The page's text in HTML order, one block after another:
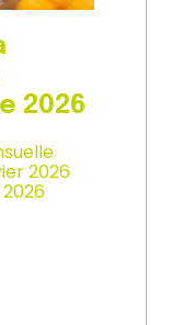
2026
2026
2026